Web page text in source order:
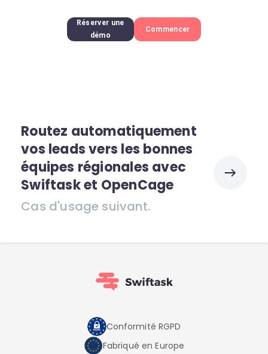
Réserver une
démo
Commencer
Routez automatiquement
vos leads vers les bonnes
équipes régionales avec
Swiftask et OpenCage
Cas d'usage suivant.
Conformité RGPD
Fabriqué en Europe